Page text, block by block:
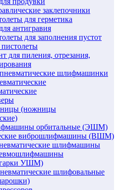
заклепочники
для герметика
антигравия
для заполнения пустот
для пиления, отрезания,
шлифмашинки
(ножницы
орбитальные (ЭШМ)
виброшлифмашины (ВШМ)
шлифмашины
УШМ)
шлифовальные